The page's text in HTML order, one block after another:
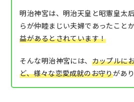
明治神宮は、明治天皇と昭憲皇太
らが仲睦まじい夫婦であったことか
益があるとされています！
そんな明治神宮には、 カップルに
ど、様々な恋愛成就のお守りがあ